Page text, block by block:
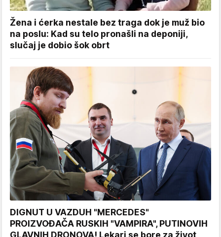
Žena i ćerka nestale bez traga dok je muž bio
na poslu: Kad su telo pronašli na deponiji,
slučaj je dobio šok obrt
DIGNUT U VAZDUH "MERCEDES"
PROIZVOĐAČA RUSKIH "VAMPIRA", PUTINOVIH